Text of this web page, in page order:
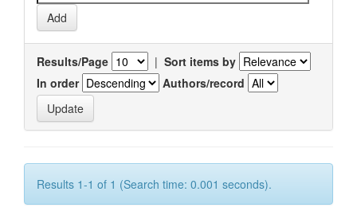
Results/Page | Sort items by
In order
Authors/record
Results 1-1 of 1 (Search time: 0.001 seconds).